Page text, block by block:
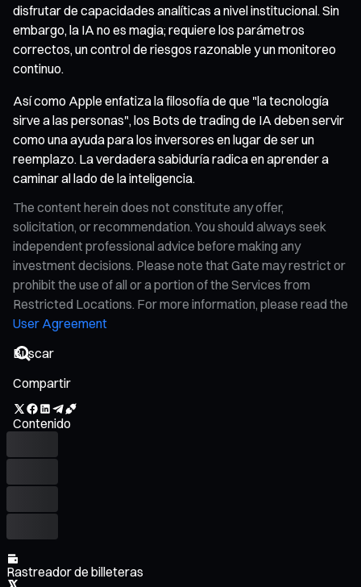
disfrutar de capacidades analíticas a nivel institucional. Sin
embargo, la IA no es magia; requiere los parámetros
correctos, un control de riesgos razonable y un monitoreo
continuo.
Así como Apple enfatiza la filosofía de que "la tecnología
sirve a las personas", los Bots de trading de IA deben servir
como una ayuda para los inversores en lugar de ser un
reemplazo. La verdadera sabiduría radica en aprender a
caminar al lado de la inteligencia.
The content herein does not constitute any offer,
solicitation, or recommendation. You should always seek
independent professional advice before making any
investment decisions. Please note that Gate may restrict or
prohibit the use of all or a portion of the Services from
Restricted Locations. For more information, please read the
User Agreement
Compartir
Contenido
Rastreador de billeteras